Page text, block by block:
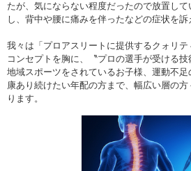
たが、気にならない程度だったので放置し
し、背中や腰に痛みを伴ったなどの症状を訴
我々は「プロアスリートに提供するクォリテ
コンセプトを胸に、〝プロの選手が受ける
地域スポーツをされているお子様、運動不
康あり続けたい年配の方まで、幅広い層の
ります。